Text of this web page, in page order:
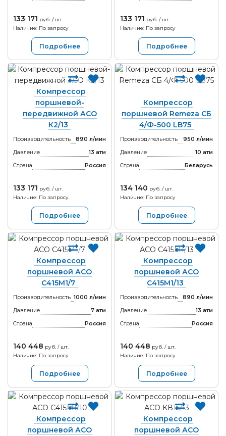
133 171 руб. / шт.
Наличие: По запросу
Подробнее
133 171 руб. / шт.
Наличие: По запросу
Подробнее
Компрессор
поршневой-
передвижной АСО
К2/13
Производительность
890 л/мин
Давление
13 атм
Страна
Россия
133 171 руб. / шт.
Наличие: По запросу
Подробнее
Компрессор
поршневой Remeza СБ
4/Ф-500 LB75
Производительность
950 л/мин
Давление
10 атм
Страна
Беларусь
134 140 руб. / шт.
Наличие: По запросу
Подробнее
Компрессор
поршневой АСО
С415М1/7
Производительность 1000 л/мин
Давление
7 атм
Страна
Россия
140 448 руб. / шт.
Наличие: По запросу
Подробнее
Компрессор
поршневой АСО
С415М1/13
Производительность
890 л/мин
Давление
13 атм
Страна
Россия
140 448 руб. / шт.
Наличие: По запросу
Подробнее
Компрессор
поршневой АСО
Компрессор
поршневой АСО